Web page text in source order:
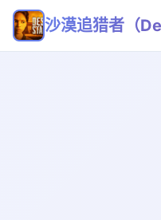
沙漠追猎者（